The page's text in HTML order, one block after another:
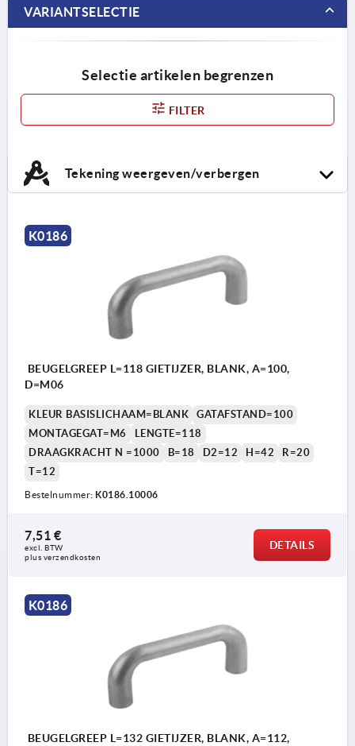
VARIANTSELECTIE
Selectie artikelen begrenzen
FILTER
Tekening weergeven/verbergen
K0186
BEUGELGREEP L=118 GIETIJZER, BLANK, A=100,
D=M06
KLEUR BASISLICHAAM=BLANK
GATAFSTAND=100
MONTAGEGAT=M6
LENGTE=118
DRAAGKRACHT N =1000
B=18 D2=12 H=42
R=20
T=12
Bestelnummer: K0186.10006
7,51 €
excl. BTW
plus verzendkosten
DETAILS
K0186
BEUGELGREEP L=132 GIETIJZER, BLANK, A=112,